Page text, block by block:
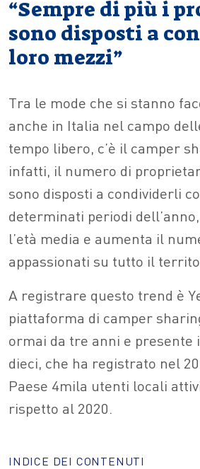
“Sempre di più i
sono disposti a
loro mezzi”
Tra le mode che si stanno
anche in Italia nel campo
tempo libero, c’è il camper
infatti, il numero di
sono disposti a condividerli
determinati periodi
l’età media e aumenta il
appassionati su tutto il
A registrare questo trend è
piattaforma di camper
ormai da tre anni e presente
dieci, che ha registrato nel
Paese 4mila utenti locali
rispetto al 2020.
INDICE DEI CONTENUTI